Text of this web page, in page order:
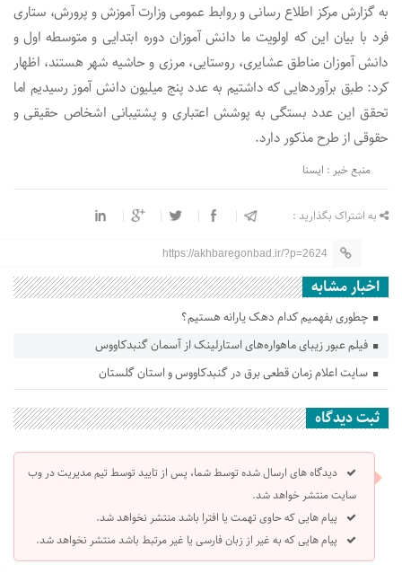
به گزارش مرکز اطلاع رسانی و روابط عمومی وزارت آموزش و پرورش، ستاری
فرد با بیان این که اولویت ما دانش آموزان دوره ابتدایی و متوسطه اول و
دانش آموزان مناطق عشایری، روستایی، مرزی و حاشیه شهر هستند، اظهار
کرد: طبق برآوردهایی که داشتیم به عدد پنج میلیون دانش آموز رسیدیم اما
تحقق این عدد بستگی به پوشش اعتباری و پشتیبانی اشخاص حقیقی و
حقوقی از طرح مذکور دارد.
منبع خبر : ایسنا
به اشتراک بگذارید :
https://akhbaregonbad.ir/?p=2624
اخبار مشابه
چطوری بفهمیم کدام دهک یارانه هستیم؟
فیلم عبور زیبای ماهواره‌های استارلینک از آسمان گنبدکاووس
سایت اعلام زمان قطعی برق در‌ گنبدکاووس و استان گلستان
ثبت دیدگاه
دیدگاه های ارسال شده توسط شما، پس از تایید توسط تیم مدیریت در وب
سایت منتشر خواهد شد.
پیام هایی که حاوی تهمت یا افترا باشد منتشر نخواهد شد.
پیام هایی که به غیر از زبان فارسی یا غیر مرتبط باشد منتشر نخواهد شد.